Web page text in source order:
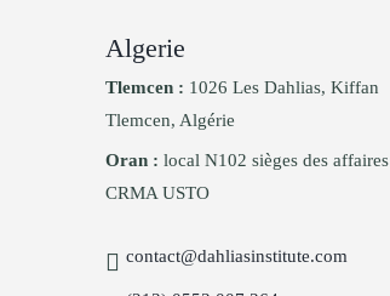
Algerie
Tlemcen : 1026 Les Dahlias, Kiffan
Tlemcen, Algérie
Oran : local N102 sièges des affaires
CRMA USTO
contact@dahliasinstitute.com